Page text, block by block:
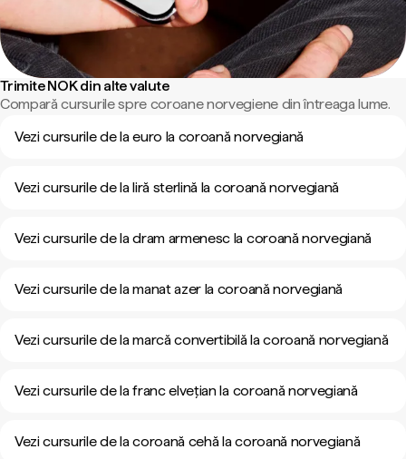
Trimite NOK din alte valute
Compară cursurile spre coroane norvegiene din întreaga lume.
Vezi cursurile de la euro la coroană norvegiană
Vezi cursurile de la liră sterlină la coroană norvegiană
Vezi cursurile de la dram armenesc la coroană norvegiană
Vezi cursurile de la manat azer la coroană norvegiană
Vezi cursurile de la marcă convertibilă la coroană norvegiană
Vezi cursurile de la franc elvețian la coroană norvegiană
Vezi cursurile de la coroană cehă la coroană norvegiană